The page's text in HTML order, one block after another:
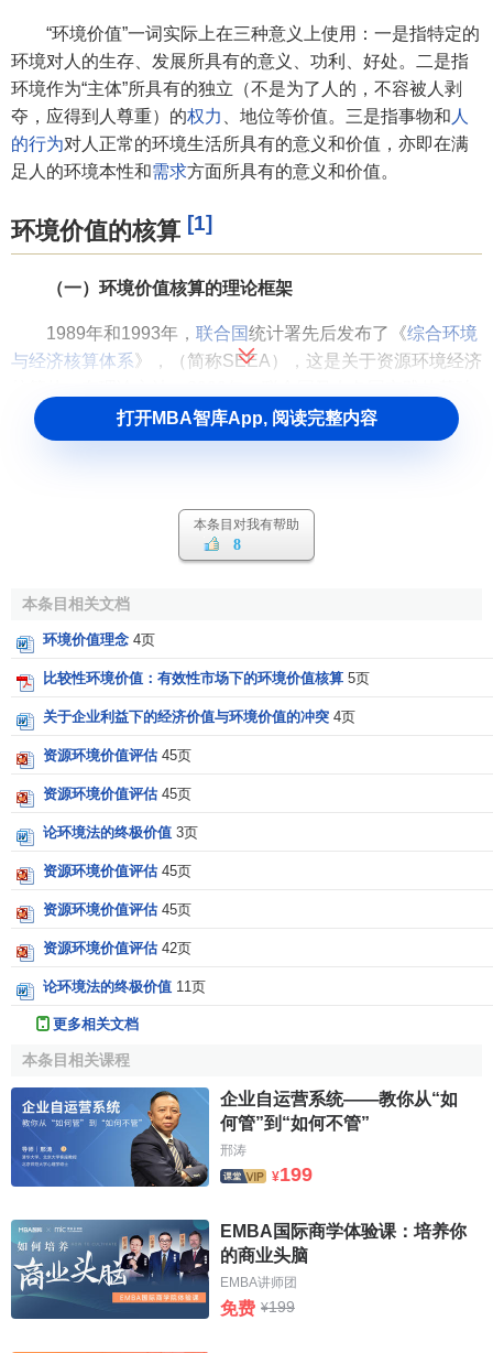
“环境价值”一词实际上在三种意义上使用：一是指特定的
环境对人的生存、发展所具有的意义、功利、好处。二是指
环境作为“主体”所具有的独立（不是为了人的，不容被人剥
夺，应得到人尊重）的权力 、地位等价值。三是指事物和 人
的行为对人正常的环境生活所具有的意义和价值，亦即在满
足人的环境本性和需求方面所具有的意义和价值。
环境价值的核算 [1]
（一）环境价值核算的理论框架
1989年和1993年， 联合国统计署先后发布了《综合环境
与经济核算体系》，（简称SEEA），这是关于资源环境经济
上对原有绿色核算体系框架进行了进一步的充实和完善，推
出了绿色核算体系框架和绿色GDP核算的最新版本《综合环
，提出了核算中所应用的分类和更加具体的核算原理，并
检验了不同核算内容的可行性及其应用价值，为进一步
境经济核算理论中主要对环境污染和生态破坏的价值核算进
行了研究。
环境污染价值核算
⑴对现存经济核算中有关环境污染的货币流量
算，如污染物实际治理成本的核算；⑵估算因污染物排放而
造成的环境退化的成本和污染事故造成的损失
水被污染进行治理成本的核算；⑶将前两部分加和计算环境
污染总成本。
生态破坏价值量核算
在生态破坏实物量核算的基础上，通过价值评估方法将
生态破坏实物量折算为生态破坏价值量，进而计算出生态破
坏的价值损失，即生态破坏损失成本。
环境价值核算方法
1．环境污染的治理
污染物排放造成的环境退化成本由于比较虚化，是环境
污染价值量核算中最困难的环节。环境经济核算体系理论框
架中提出了环境退化成本两种计算思路：（1）维护
损失评估法，即计量环境退化后所引起的损失价值。
2．生态破坏价值量核算方法
环境经济核算体系理论框架中对生态破坏损失成本的核
打开MBA智库App, 阅读完整内容
本条目对我有帮助
8
本条目相关文档
环境价值理念 4页
比较性环境价值：有效性市场下的环境价值核算 5页
关于企业利益下的经济价值与环境价值的冲突 4页
资源环境价值评估 45页
资源环境价值评估 45页
论环境法的终极价值 3页
资源环境价值评估 45页
资源环境价值评估 45页
资源环境价值评估 42页
论环境法的终极价值 11页
更多相关文档
本条目相关课程
企业自运营系统——教你从“如
何管”到“如何不管”
邢涛
¥199
EMBA国际商学体验课：培养你
的商业头脑
EMBA讲师团
免费 ¥199